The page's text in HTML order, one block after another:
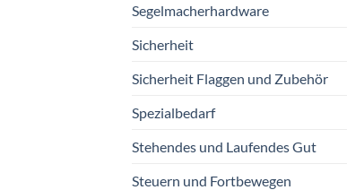
Segelmacherhardware
Sicherheit
Sicherheit Flaggen und Zubehör
Spezialbedarf
Stehendes und Laufendes Gut
Steuern und Fortbewegen